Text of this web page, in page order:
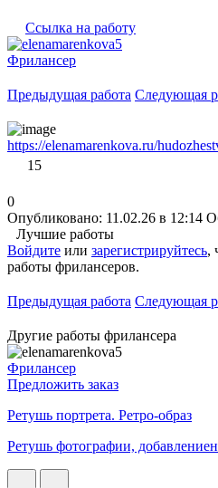
Ссылка на работу
Фрилансер
Предыдущая работа Следующая
https://elenamarenkova.ru/
15
0
Опубликовано: 11.02.26 в 12:14
Лучшие работы
Войдите или зарегистрируйтесь,
работы фрилансеров.
Предыдущая работа Следующая
Другие работы фрилансера
Фрилансер
Предложить заказ
Ретушь портрета. Ретро-образ
Ретушь фотографии,